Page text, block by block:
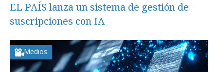
EL PAÍS lanza un sistema de gestión de
suscripciones con IA
Medios